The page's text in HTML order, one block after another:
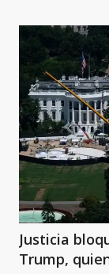
Justicia
Trump,